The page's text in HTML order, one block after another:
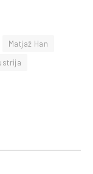
Matjaž Han